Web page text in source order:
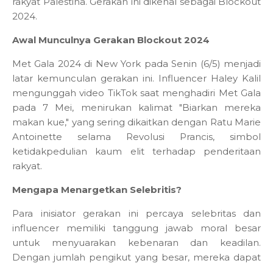
2024.
Awal Munculnya Gerakan Blockout 2024
Met Gala 2024 di New York pada Senin (6/5) menjadi
latar kemunculan gerakan ini. Influencer Haley Kalil
mengunggah video TikTok saat menghadiri Met Gala
pada 7 Mei, menirukan kalimat "Biarkan mereka
makan kue," yang sering dikaitkan dengan Ratu Marie
Antoinette selama Revolusi Prancis, simbol
ketidakpedulian kaum elit terhadap penderitaan
rakyat.
Mengapa Menargetkan Selebritis?
Para inisiator gerakan ini percaya selebritas dan
influencer memiliki tanggung jawab moral besar
untuk menyuarakan kebenaran dan keadilan.
Dengan jumlah pengikut yang besar, mereka dapat